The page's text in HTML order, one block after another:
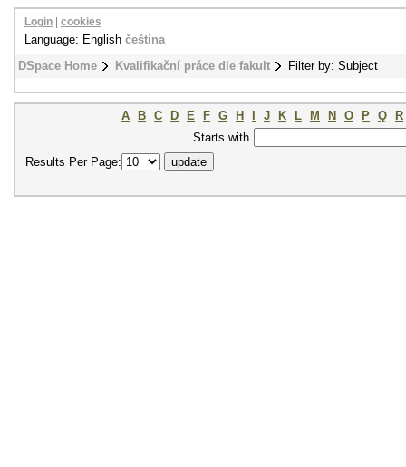
DSpace Home Kvalifikační práce dle fakult Filter by: Subject
Login cookies
Language: English čeština
A B C D E F G H J K L M N O P Q
R
Starts with
Results Per Page: